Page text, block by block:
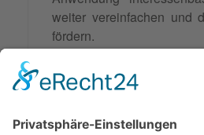
weiter vereinfachen und
fördern.
Methodik, kombiniert
Mediation, verspricht eine